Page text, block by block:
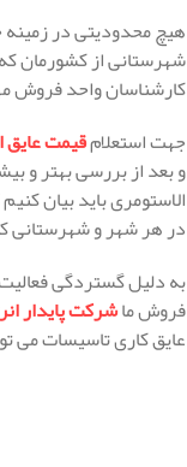
هیچ محدودیتی در
شهرستانی از کشورمان
کارشناسان واحد فروش
جهت استعلامقیمت عایق
و بعد از بررسی بهتر و
الاستومری باید بیان
در هر شهر و شهرستانی
به دلیل گستردگی
فروش ماشرکت پایدار
عایق کاری تاسیسات می